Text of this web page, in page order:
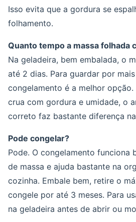
Isso evita que a gordura se
folhamento.
Quanto tempo a massa folhada
Na geladeira, bem embalada, o
até 2 dias. Para guardar por
congelamento é a melhor opção.
crua com gordura e umidade, o
correto faz bastante diferença
Pode congelar?
Pode. O congelamento funciona
de massa e ajuda bastante na
cozinha. Embale bem, retire o
congele por até 3 meses. Para
na geladeira antes de abrir ou